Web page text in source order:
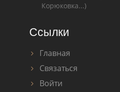
Корюковка...)
Ссылки
Главная
Связаться
Войти